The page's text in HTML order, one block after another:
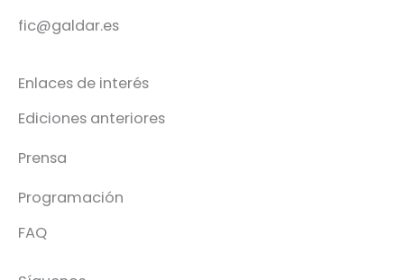
fic@galdar.es
Enlaces de interés
Ediciones anteriores
Prensa
Programación
FAQ